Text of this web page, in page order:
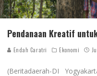
Pendanaan Kreatif
Endah Caratri Ekonomi
(Beritadaerah-DI